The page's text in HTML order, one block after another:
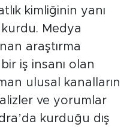
kimliğinin yanı
kurdu. Medya
araştırma
iş insanı olan
ulusal kanalların
ve yorumlar
kurduğu dış